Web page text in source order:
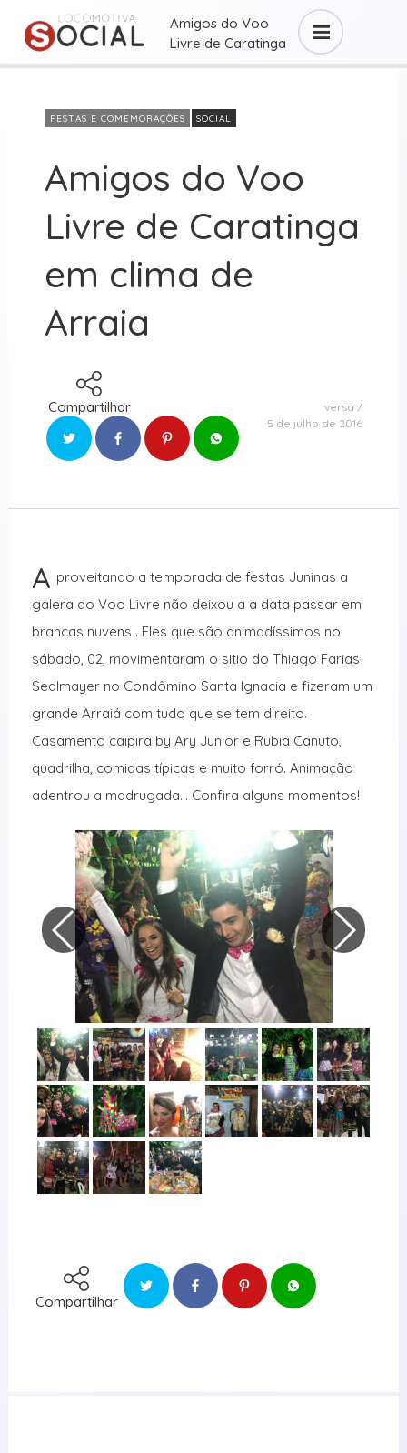
Amigos do Voo
Livre de Caratinga
em clima ...
FESTAS E COMEMORAÇÕES SOCIAL
Amigos do Voo
Livre de Caratinga
em clima de
Arraia
Compartilhar
versa
5 de julho de 2016
A proveitando a temporada de festas Juninas a
galera do Voo Livre não deixou a a data passar em
brancas nuvens . Eles que são animadíssimos no
sábado, 02, movimentaram o sitio do Thiago Farias
Sedlmayer no Condômino Santa Ignacia e fizeram um
grande Arraiá com tudo que se tem direito.
Casamento caipira by Ary Junior e Rubia Canuto,
quadrilha, comidas típicas e muito forró. Animação
adentrou a madrugada… Confira alguns momentos!
Compartilhar